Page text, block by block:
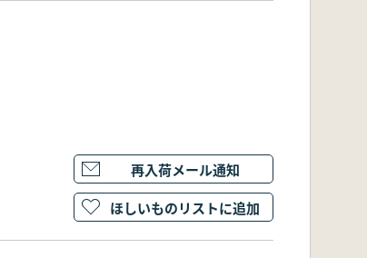
再入荷メール通知
ほしいものリストに追加